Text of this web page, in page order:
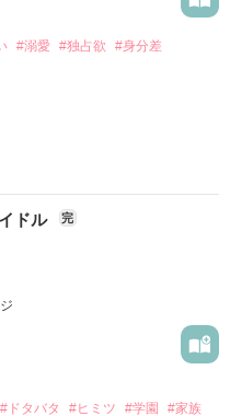
トーリー。
む
#溺愛 #独占欲
#身分差
散った。
。
優しくするの？
ドル 完
#ドタバタ #ヒミツ #学園
#家族